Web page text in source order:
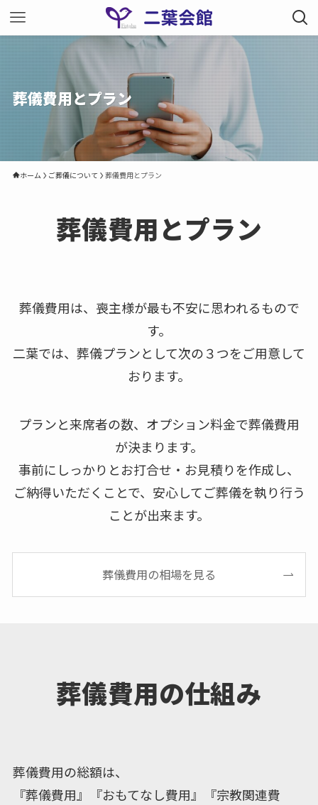
葬儀費用とプラン
ホーム ご葬儀について 葬儀費用とプラン
葬儀費用とプラン
葬儀費用は、喪主様が最も不安に思われるもので
す。
二葉では、葬儀プランとして次の３つをご用意して
おります。
プランと来席者の数、オプション料金で葬儀費用
が決まります。
事前にしっかりとお打合せ・お見積りを作成し、
ご納得いただくことで、安心してご葬儀を執り行う
ことが出来ます。
葬儀費用の相場を見る
葬儀費用の仕組み
葬儀費用の総額は、
『葬儀費用』『おもてなし費用』『宗教関連費